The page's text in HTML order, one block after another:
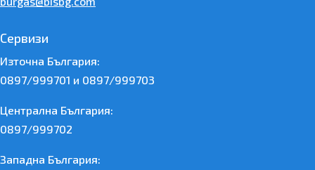
Сервизи
Източна България:
0897/999701 и 0897/999703
Централна България:
0897/999702
Западна България: